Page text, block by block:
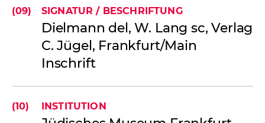
(09) SIGNATUR / BESCHRIFTUNG
Dielmann del, W. Lang sc, Verlag
C. Jügel, Frankfurt/Main
Inschrift
(10) INSTITUTION
Diese Cookies stellen sicher, dass die
Website fehlerfrei funktioniert. Diese
Cookies können nicht deaktiviert werden.
Externe Cookies